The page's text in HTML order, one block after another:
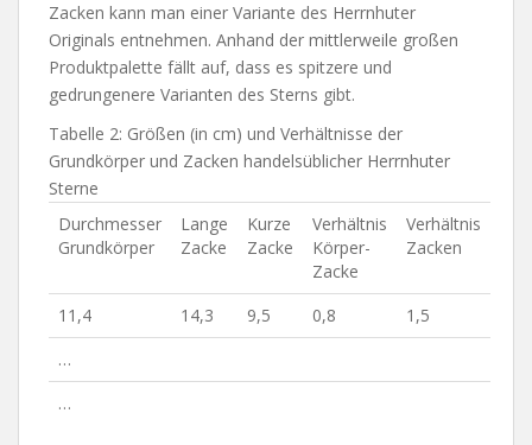
Zacken kann man einer Variante des Herrnhuter
Originals entnehmen. Anhand der mittlerweile großen
Produktpalette fällt auf, dass es spitzere und
gedrungenere Varianten des Sterns gibt.
Tabelle 2: Größen (in cm) und Verhältnisse der
Grundkörper und Zacken handelsüblicher Herrnhuter
Sterne
Durchmesser
Grundkörper
Lange
Zacke
Kurze
Zacke
Verhältnis
Körper-
Zacke
Verhältnis
Zacken
11,4 14,3 9,5 0,8
1,5
…
…